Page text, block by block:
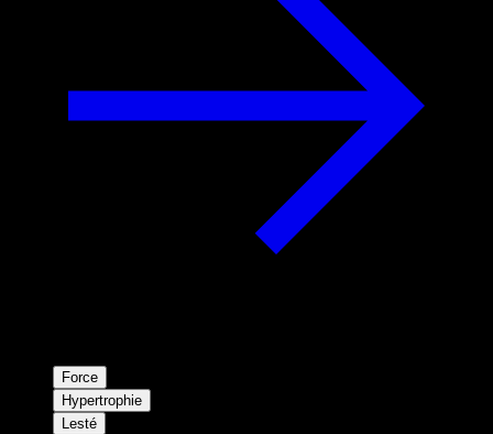
Force
Hypertrophie
Lesté